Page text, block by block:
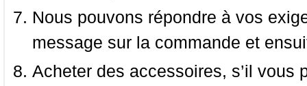
Nous pouvons répondre à vos
message sur la commande et
Acheter des accessoires, s’il